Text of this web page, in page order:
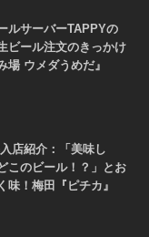
ルサーバーTAPPYの
ビール注文のきっかけ
場 ウメダうめだ』
店紹介：「美味し
このビール！？」とお
味！梅田『ピチカ』